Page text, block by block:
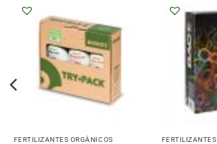
FERTILIZANTES ORGÂNICOS FERTILIZANTES